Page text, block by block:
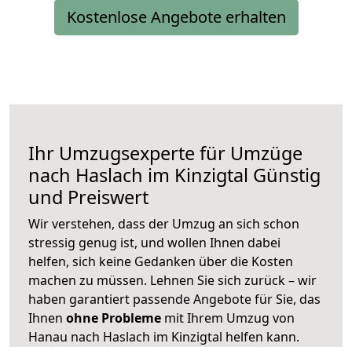
Kostenlose Angebote erhalten
Ihr Umzugsexperte für Umzüge
nach Haslach im Kinzigtal Günstig
und Preiswert
Wir verstehen, dass der Umzug an sich schon
stressig genug ist, und wollen Ihnen dabei
helfen, sich keine Gedanken über die Kosten
machen zu müssen. Lehnen Sie sich zurück – wir
haben garantiert passende Angebote für Sie, das
Ihnen ohne Probleme mit Ihrem Umzug von
Hanau nach Haslach im Kinzigtal helfen kann.